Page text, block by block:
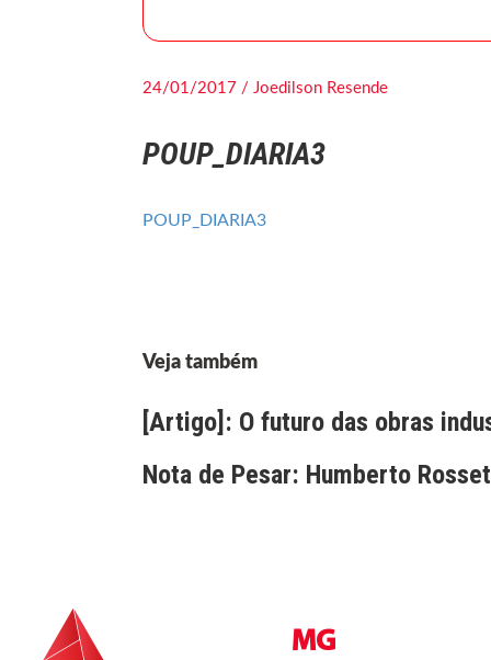
24/01/2017 / Joedilson Resende
POUP_DIARIA3
POUP_DIARIA3
Veja também
[Artigo]: O futuro das obras
Nota de Pesar: Humberto